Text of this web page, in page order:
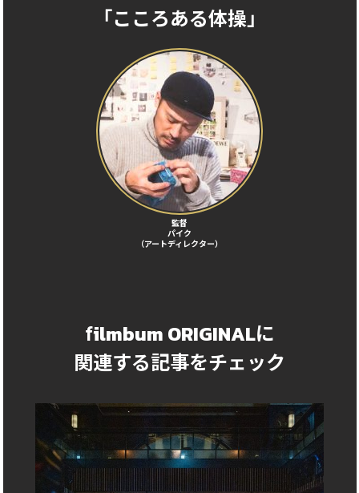
「こころある体操」
監督
パイク
（アートディレクター）
filmbum ORIGINALに
関連する記事をチェック